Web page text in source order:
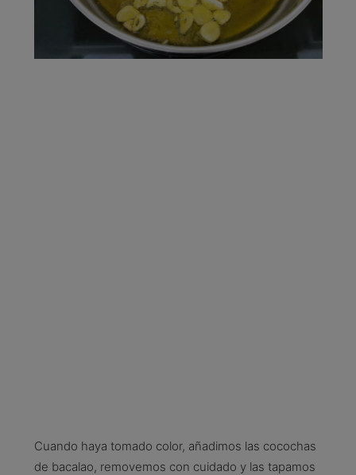
Cuando haya tomado color, añadimos las cocochas
de bacalao, removemos con cuidado y las tapamos